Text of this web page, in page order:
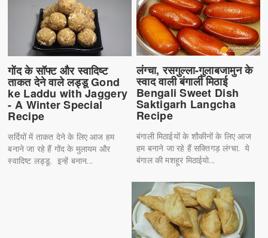
गोंद के सॉफ्ट और स्वादिष्ट
ताकत देने वाले लड्डू Gond
ke Laddu with Jaggery
- A Winter Special
Recipe
सर्दियों में ताकत देने के लिए आज हम
बनाने जा रहे हैं गोंद के मुलायम और
स्वादिष्ट लड्डू. इन्हें बनान...
लंग्चा, रसगुल्ला-गुलाबजामुन के
स्वाद वाली बंगाली मिठाई
Bengali Sweet Dish
Saktigarh Langcha
Recipe
बंगाली मिठाईयों के शौकीनों के लिए आज
हम बनाने जा रहे हैं सक्तिगड़ लंग्चा. ये
बंगाल की मशहूर मिठाईयो...